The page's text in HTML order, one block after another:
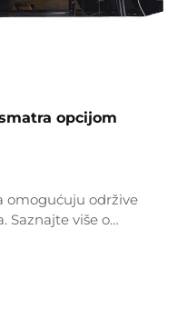
opcijom
omogućuju održive
Saznajte više o